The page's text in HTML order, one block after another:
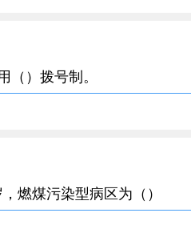
（）拨号制。
燃煤污染型病区为（）